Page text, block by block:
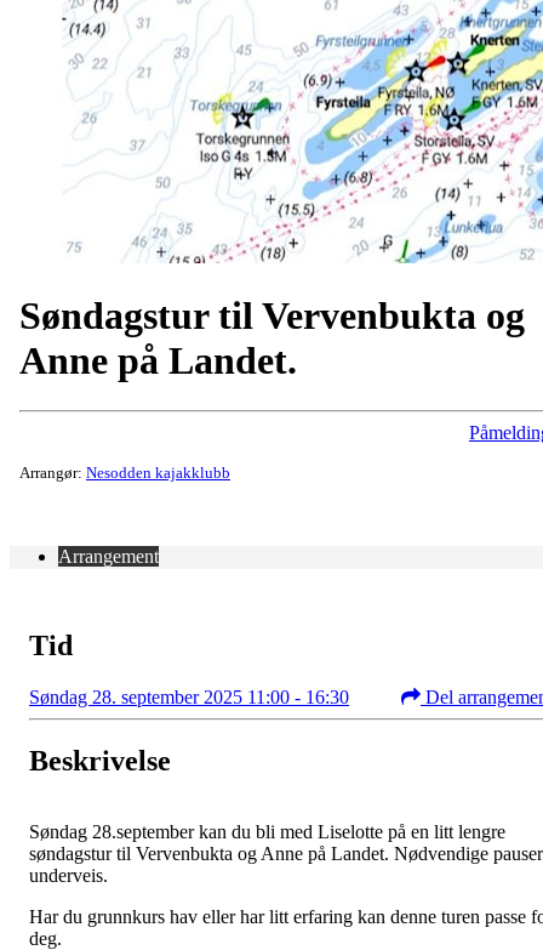
Søndagstur til Vervenbukta og
Anne på Landet.
Arrangør: Nesodden kajakklubb
Arrangement
Tid
Søndag 28. september 2025 11:00 - 16:30 Del
Beskrivelse
Søndag 28.september kan du bli med Liselotte på en litt lengre
søndagstur til Vervenbukta og Anne på Landet. Nødvendige pauser
underveis.
Har du grunnkurs hav eller har litt erfaring kan denne turen passe
deg.